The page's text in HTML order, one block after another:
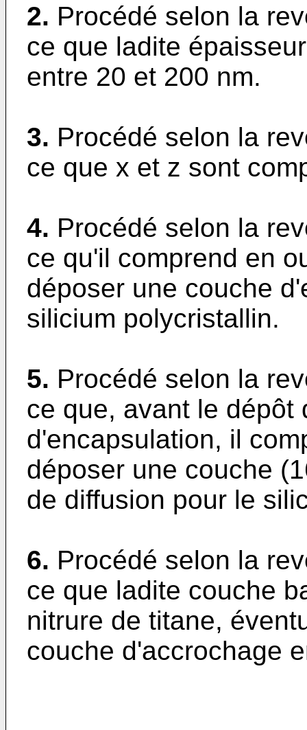
2. Procédé selon la
ce que ladite
entre 20 et 200 nm.
3. Procédé selon la
ce que x et z sont
4. Procédé selon la
ce qu'il comprend en
déposer une couche
silicium polycristallin.
5. Procédé selon la
ce que, avant le dépôt
d'encapsulation, il
déposer une couche
de diffusion pour le
6. Procédé selon la
ce que ladite couche
nitrure de titane,
couche d'accrochage